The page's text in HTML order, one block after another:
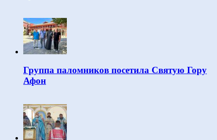
Группа паломников посетила Святую Гору
Афон